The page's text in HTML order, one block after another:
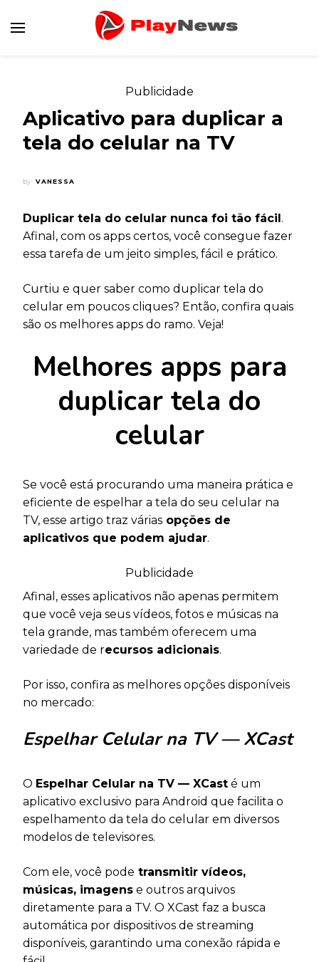
Publicidade
Aplicativo para duplicar a
tela do celular na TV
by VANESSA
Duplicar tela do celular nunca foi tão fácil.
Afinal, com os apps certos, você consegue fazer
essa tarefa de um jeito simples, fácil e prático.
Curtiu e quer saber como duplicar tela do
celular em poucos cliques? Então, confira quais
são os melhores apps do ramo. Veja!
Melhores apps para
duplicar tela do
celular
Se você está procurando uma maneira prática e
eficiente de espelhar a tela do seu celular na
TV, esse artigo traz várias opções de
aplicativos que podem ajudar.
Publicidade
Afinal, esses aplicativos não apenas permitem
que você veja seus vídeos, fotos e músicas na
tela grande, mas também oferecem uma
variedade de recursos adicionais.
Por isso, confira as melhores opções disponíveis
no mercado:
Espelhar Celular na TV — XCast
O Espelhar Celular na TV — XCast é um
aplicativo exclusivo para Android que facilita o
espelhamento da tela do celular em diversos
modelos de televisores.
Com ele, você pode transmitir vídeos,
músicas, imagens e outros arquivos
diretamente para a TV. O XCast faz a busca
automática por dispositivos de streaming
disponíveis, garantindo uma conexão rápida e